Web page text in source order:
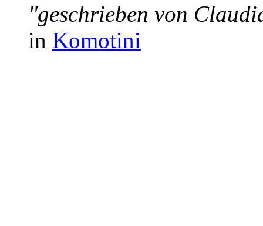
"geschrieben von
in Komotini